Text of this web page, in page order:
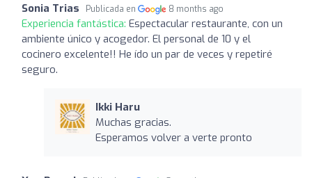
Sonia Trias Publicada en 8 months ago
Experiencia fantástica: Espectacular restaurante, con un
ambiente único y acogedor. El personal de 10 y el
cocinero excelente!! He ído un par de veces y repetiré
seguro.
Ikki Haru
Muchas gracias.
Esperamos volver a verte pronto